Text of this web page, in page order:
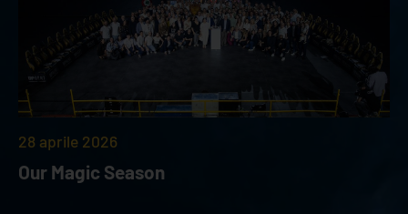
28 aprile 2026
Our Magic Season